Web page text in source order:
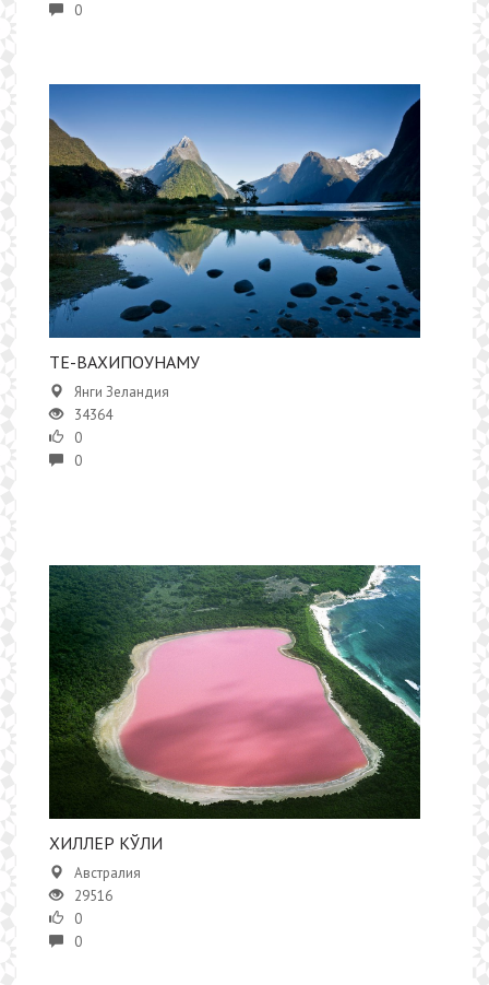
0
​ТЕ-ВАХИПОУНАМУ
Янги Зеландия
34364
0
0
ХИЛЛЕР КЎЛИ
Австралия
29516
0
0